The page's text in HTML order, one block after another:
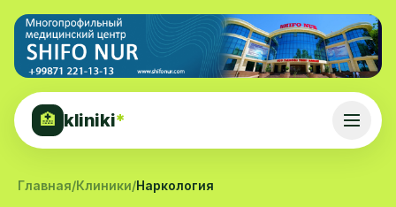
🏥 kliniki*
Главная/Клиники/Наркология